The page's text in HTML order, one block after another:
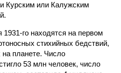
Курским или Калужским
го находятся на первом
стихийных бедствий,
на планете. Число
53 млн человек, число